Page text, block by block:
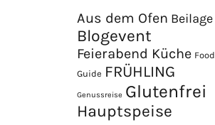
Aus dem Ofen Beilage
Blogevent
Feierabend Küche Food
Guide FRÜHLING
Genussreise Glutenfrei
Hauptspeise